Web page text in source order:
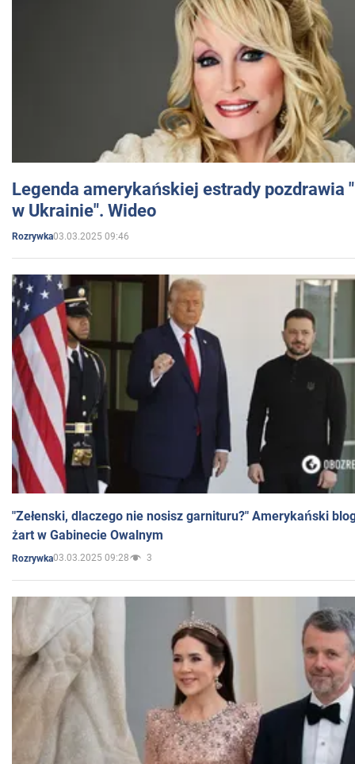
Legenda amerykańskiej estrady pozdrawia
w Ukrainie". Wideo
Rozrywka03.03.2025 09:46
"Zełenski, dlaczego nie nosisz garnituru?" Amerykański
żart w Gabinecie Owalnym
Rozrywka03.03.2025 09:28 3